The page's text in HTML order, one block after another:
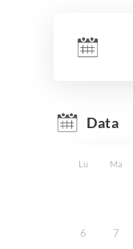
Data
Lu Ma
6 7